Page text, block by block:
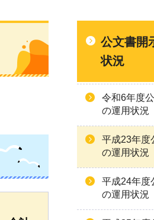
公文書開
状況
令和6年度
の運用状況
平成23年度
の運用状況
平成24年度
の運用状況